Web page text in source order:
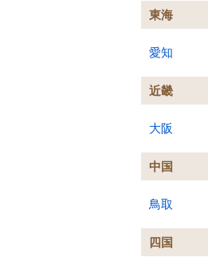
東海
愛知
近畿
大阪
中国
鳥取
四国